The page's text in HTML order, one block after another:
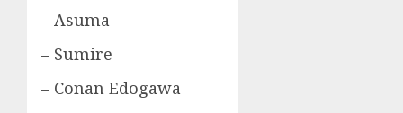
– Asuma
– Sumire
– Conan Edogawa